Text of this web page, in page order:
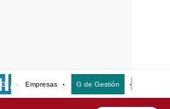
Empresas G de Gestión